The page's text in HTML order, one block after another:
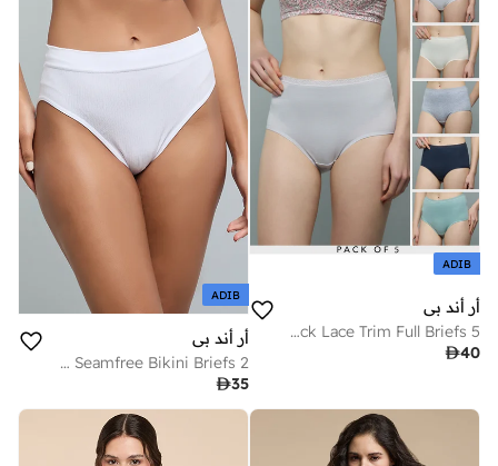
ADIB
أر أند بي
5 Pack Lace Trim Full Briefs
40
ADIB
أر أند بي
2 Pack Seamfree Bikini Briefs
35